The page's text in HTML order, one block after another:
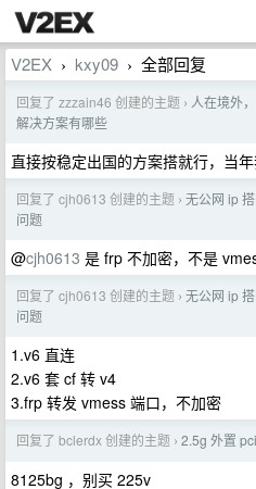
V2EX › kxy09 › 全部回复
回复了 zzzain46 创建的主题 › 人在境外
解决方案有哪些
直接按稳定出国的方案搭就行，当
回复了 cjh0613 创建的主题 › 无公网 ip
问题
@cjh0613 是 frp 不加密，不是
回复了 cjh0613 创建的主题 › 无公网 ip
问题
1.v6 直连
2.v6 套 cf 转 v4
3.frp 转发 vmess 端口，不加密
回复了 bclerdx 创建的主题 › 2.5g 外置
8125bg ，别买 225v